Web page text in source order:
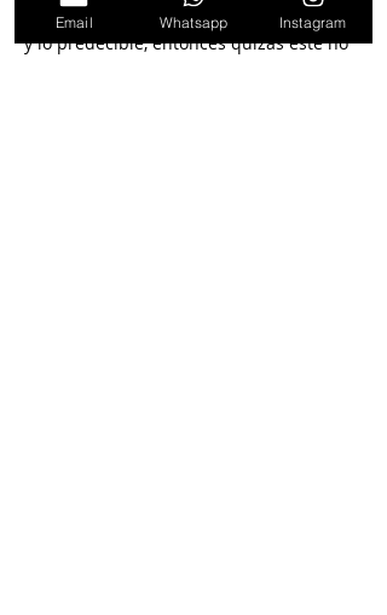
ofenden fácilmente. Si te gusta lo seguro
y lo predecible, entonces quizás este no
Email Whatsapp Instagram